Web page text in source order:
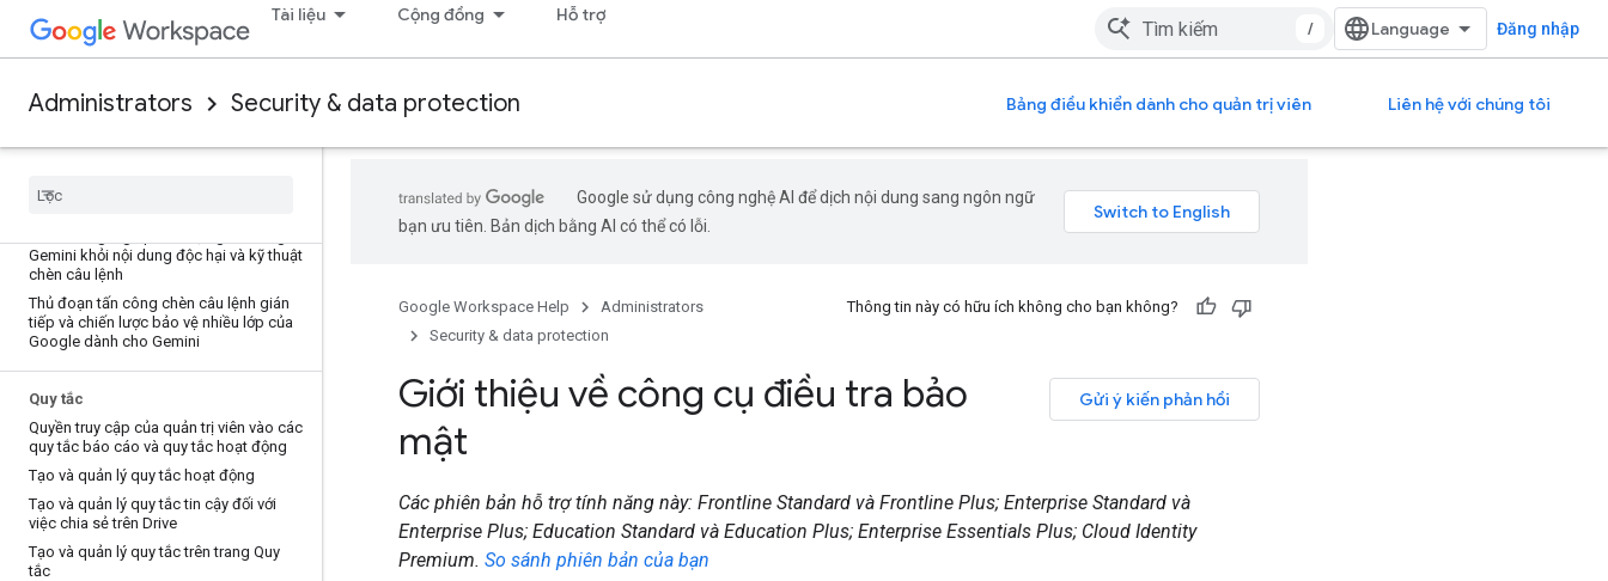
Tài liệu Cộng đồng Hỗ trợ
/ Đăng nhập
Administrators Security & data protection Bảng điều khiển dành cho quản trị viên Liên hệ với chúng tôi
Giúp ngăn chặn nội dung rác và hành vi
tấn công giả mạo trên Drive
Thiết lập BIMI
Thiết lập DKIM
Thiết lập SPF
Bảo mật Gemini
Gemini khỏi nội dung độc hại và kỹ thuật
chèn câu lệnh
Thủ đoạn tấn công chèn câu lệnh gián
tiếp và chiến lược bảo vệ nhiều lớp của
Google dành cho Gemini
Quy tắc
Quyền truy cập của quản trị viên vào các
quy tắc báo cáo và quy tắc hoạt động
Tạo và quản lý quy tắc hoạt động
Tạo và quản lý quy tắc tin cậy đối với
việc chia sẻ trên Drive
Tạo và quản lý quy tắc trên trang Quy
tắc
Google sử dụng công nghệ AI để dịch nội dung sang ngôn ngữ
bạn ưu tiên. Bản dịch bằng AI có thể có lỗi.
Google Workspace Help
Administrators
Security & data protection
Thông tin này có hữu ích không cho bạn không?
Gửi ý kiến phản hồi
Giới thiệu về công cụ điều tra bảo
mật
Các phiên bản hỗ trợ tính năng này: Frontline Standard và Frontline Plus; Enterprise Standard và
Enterprise Plus; Education Standard và Education Plus; Enterprise Essentials Plus; Cloud Identity
Premium. So sánh phiên bản của bạn